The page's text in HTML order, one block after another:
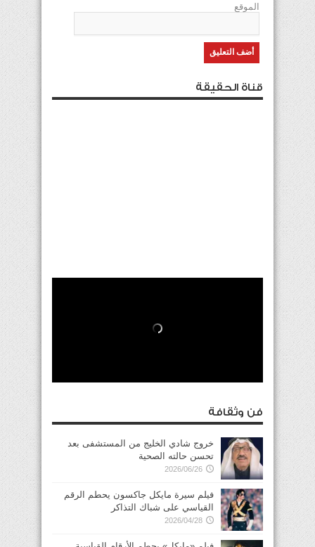
الموقع
قناة الحقيقة
فن وثقافة
خروج شادي الخليج من المستشفى بعد
تحسن حالته الصحية
2026/06/26
فيلم سيرة مايكل جاكسون يحطم الرقم
القياسي على شباك التذاكر
2026/04/28